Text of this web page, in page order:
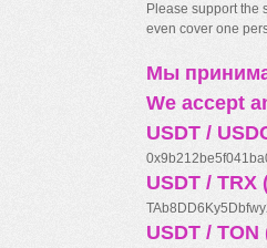
Please support the
even cover one
Мы
We accept
USDT /
USDT / TRX
USDT /